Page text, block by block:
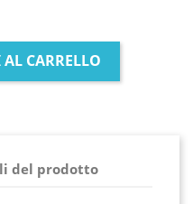
CARRELLO
del prodotto